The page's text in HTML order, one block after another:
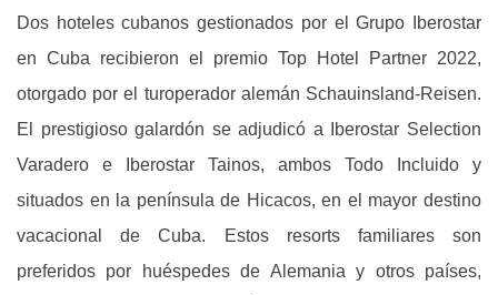
Dos hoteles cubanos gestionados por el Grupo Iberostar
en Cuba recibieron el premio Top Hotel Partner 2022,
otorgado por el turoperador alemán Schauinsland-Reisen.
El prestigioso galardón se adjudicó a Iberostar Selection
Varadero e Iberostar Tainos, ambos Todo Incluido y
situados en la península de Hicacos, en el mayor destino
vacacional de Cuba. Estos resorts familiares son
preferidos por huéspedes de Alemania y otros países,